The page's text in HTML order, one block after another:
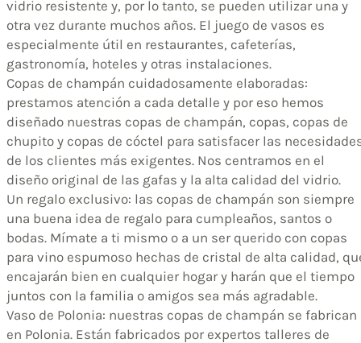
vidrio resistente y, por lo tanto, se pueden utilizar una y
otra vez durante muchos años. El juego de vasos es
especialmente útil en restaurantes, cafeterías,
gastronomía, hoteles y otras instalaciones.
Copas de champán cuidadosamente elaboradas:
prestamos atención a cada detalle y por eso hemos
diseñado nuestras copas de champán, copas, copas de
chupito y copas de cóctel para satisfacer las
de los clientes más exigentes. Nos centramos en el
diseño original de las gafas y la alta calidad del vidrio.
Un regalo exclusivo: las copas de champán son siempre
una buena idea de regalo para cumpleaños, santos o
bodas. Mímate a ti mismo o a un ser querido con copas
para vino espumoso hechas de cristal de alta calidad,
encajarán bien en cualquier hogar y harán que el tiempo
juntos con la familia o amigos sea más agradable.
Vaso de Polonia: nuestras copas de champán se fabrican
en Polonia. Están fabricados por expertos talleres de